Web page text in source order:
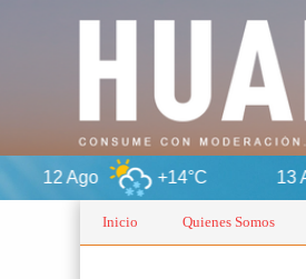
+14°C 13 Ago +13°C
Inicio Quienes Somos